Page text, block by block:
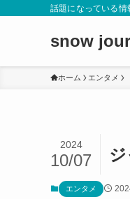
話題になっている情
snow
ホーム エンタメ
2024
10/07
エンタメ